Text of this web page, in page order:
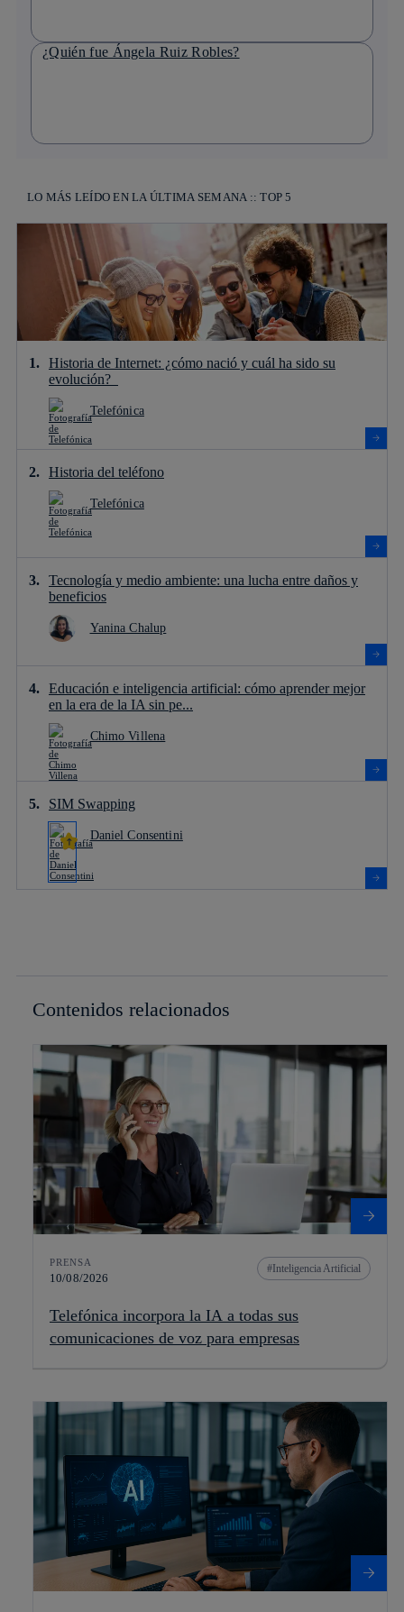
¿Quién fue Ángela Ruiz Robles?
LO MÁS LEÍDO EN LA ÚLTIMA SEMANA :: TOP 5
Historia de Internet: ¿cómo nació y cuál ha sido su
evolución?
Telefónica
Historia del teléfono
Telefónica
Tecnología y medio ambiente: una lucha entre daños y
beneficios
Yanina Chalup
Educación e inteligencia artificial: cómo aprender mejor
en la era de la IA sin pe...
Chimo Villena
SIM Swapping
Daniel Consentini
Contenidos relacionados
PRENSA
10/08/2026
Inteligencia Artificial
Telefónica incorpora la IA a todas sus
comunicaciones de voz para empresas